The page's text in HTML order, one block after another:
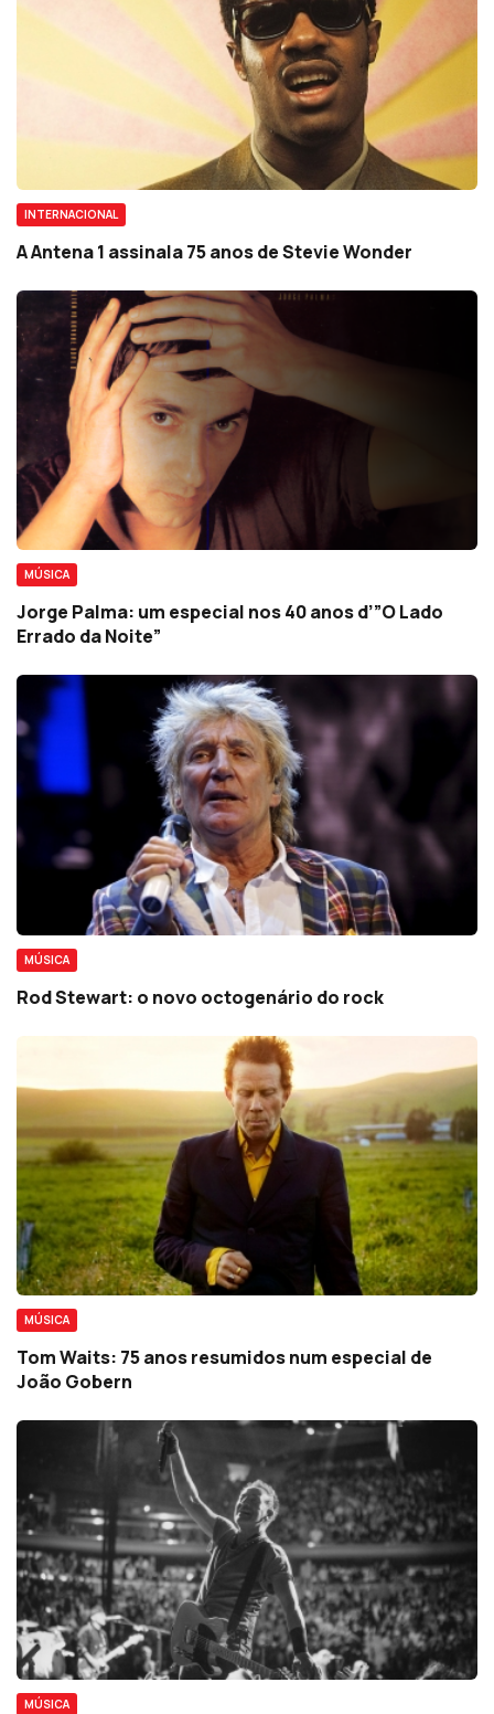
INTERNACIONAL
A Antena 1 assinala 75 anos de Stevie Wonder
MÚSICA
Jorge Palma: um especial nos 40 anos d’”O Lado
Errado da Noite”
MÚSICA
Rod Stewart: o novo octogenário do rock
MÚSICA
Tom Waits: 75 anos resumidos num especial de
João Gobern
MÚSICA